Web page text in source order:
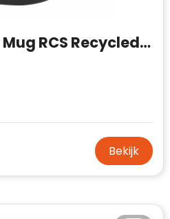
Espresso-to-Go Mug RCS Recycled Steel 170 ml
Bekijk